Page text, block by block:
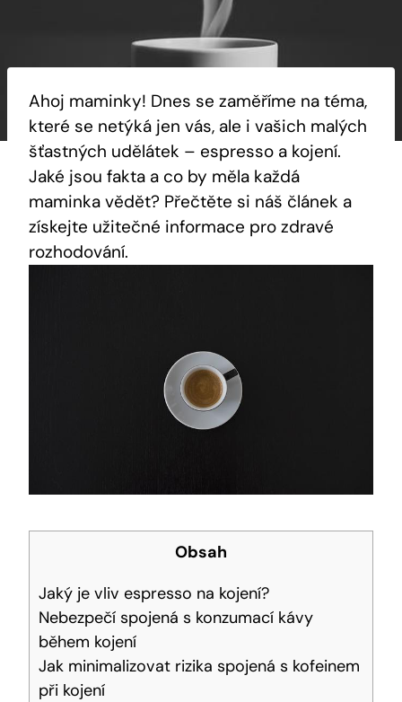
Ahoj maminky! Dnes se zaměříme na téma,
které se netýká jen vás, ale i vašich malých
šťastných udělátek – espresso a kojení.
Jaké jsou fakta a co by měla každá
maminka vědět? Přečtěte si náš článek a
získejte užitečné informace pro zdravé
rozhodování.
Obsah
Jaký je vliv espresso na kojení?
Nebezpečí spojená s konzumací kávy
během kojení
Jak minimalizovat rizika spojená s kofeinem
při kojení